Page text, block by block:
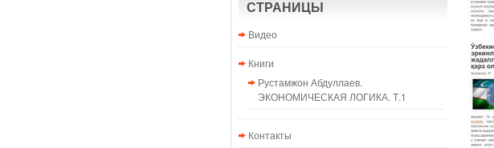
СТРАНИЦЫ
Видео
Книги
Рустамжон Абдуллаев.
ЭКОНОМИЧЕСКАЯ ЛОГИКА. Т.1
Контакты